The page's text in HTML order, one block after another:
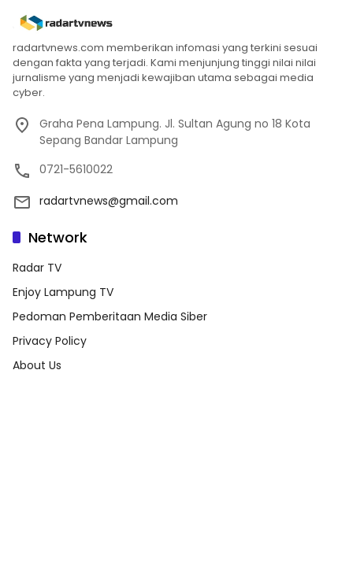
radartvnews.com memberikan infomasi yang terkini sesuai
dengan fakta yang terjadi. Kami menjunjung tinggi nilai nilai
jurnalisme yang menjadi kewajiban utama sebagai media
cyber.
Graha Pena Lampung. Jl. Sultan Agung no 18 Kota
Sepang Bandar Lampung
0721-5610022
radartvnews@gmail.com
Network
Radar TV
Enjoy Lampung TV
Pedoman Pemberitaan Media Siber
Privacy Policy
About Us